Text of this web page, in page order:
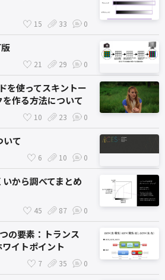
15 33 0
21 29 0
を使ってスキントー
作る方法について
10 23 0
いて
6 10 0
いから調べてまとめ
45 87 0
の要素：トランス
イトポイント
7 35 0